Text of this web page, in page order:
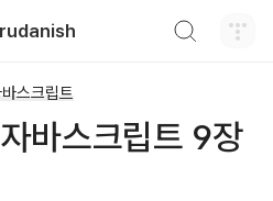
스크립트
바스크립트 9장